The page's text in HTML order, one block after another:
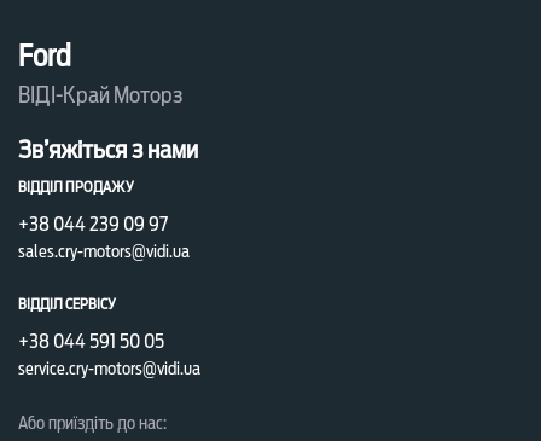
Ford
ВІДІ-Край Моторз
Зв’яжіться з нами
ВІДДІЛ ПРОДАЖУ
+38 044 239 09 97
sales.cry-motors@vidi.ua
ВІДДІЛ СЕРВІСУ
+38 044 591 50 05
service.cry-motors@vidi.ua
Або приїздіть до нас: